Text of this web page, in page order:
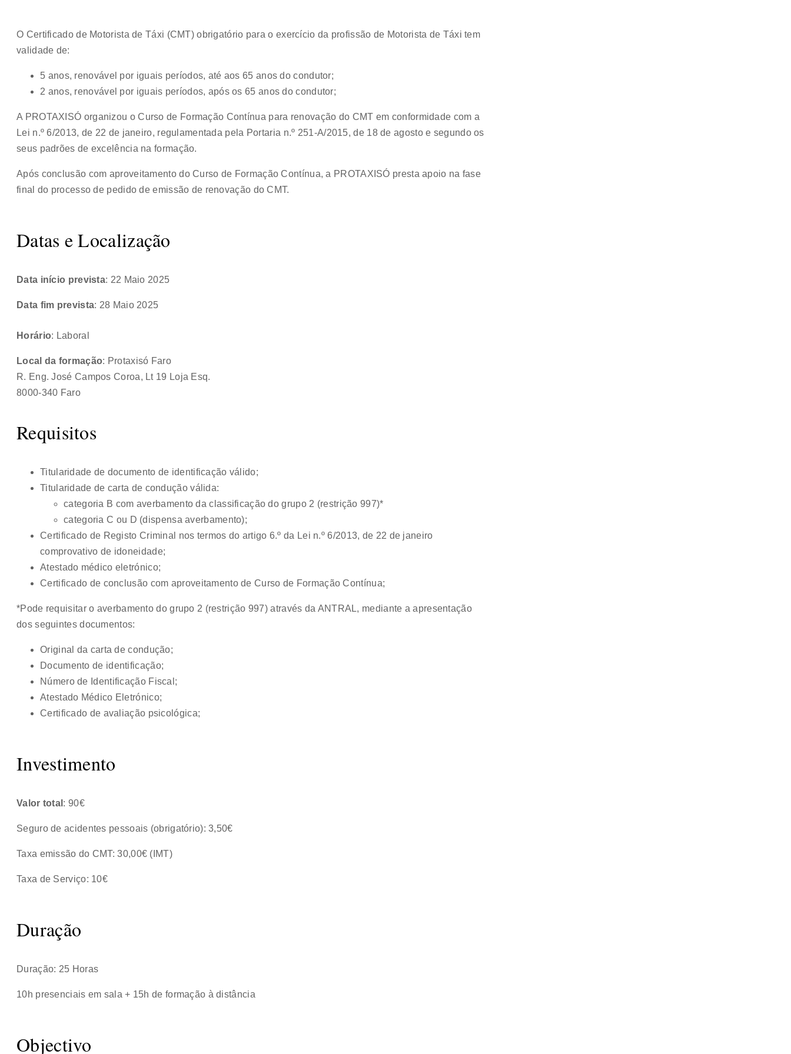
O Certificado de Motorista de Táxi (CMT) obrigatório para o exercício da profissão de Motorista de Táxi tem
validade de:
5 anos, renovável por iguais períodos, até aos 65 anos do condutor;
2 anos, renovável por iguais períodos, após os 65 anos do condutor;
A PROTAXISÓ organizou o Curso de Formação Contínua para renovação do CMT em conformidade com a
Lei n.º 6/2013, de 22 de janeiro, regulamentada pela Portaria n.º 251-A/2015, de 18 de agosto e segundo os
seus padrões de excelência na formação.
Após conclusão com aproveitamento do Curso de Formação Contínua, a PROTAXISÓ presta apoio na fase
final do processo de pedido de emissão de renovação do CMT.
Datas e Localização
Data início prevista: 22 Maio 2025
Data fim prevista: 28 Maio 2025
Horário: Laboral
Local da formação: Protaxisó Faro
R. Eng. José Campos Coroa, Lt 19 Loja Esq.
8000-340 Faro
Requisitos
Titularidade de documento de identificação válido;
Titularidade de carta de condução válida:
categoria B com averbamento da classificação do grupo 2 (restrição 997)*
categoria C ou D (dispensa averbamento);
Certificado de Registo Criminal nos termos do artigo 6.º da Lei n.º 6/2013, de 22 de janeiro
comprovativo de idoneidade;
Atestado médico eletrónico;
Certificado de conclusão com aproveitamento de Curso de Formação Contínua;
*Pode requisitar o averbamento do grupo 2 (restrição 997) através da ANTRAL, mediante a apresentação
dos seguintes documentos:
Original da carta de condução;
Documento de identificação;
Número de Identificação Fiscal;
Atestado Médico Eletrónico;
Certificado de avaliação psicológica;
Investimento
Valor total : 90€
Seguro de acidentes pessoais (obrigatório): 3,50€
Taxa emissão do CMT: 30,00€ (IMT)
Taxa de Serviço: 10€
Duração
Duração: 25 Horas
10h presenciais em sala + 15h de formação à distância
Objectivo